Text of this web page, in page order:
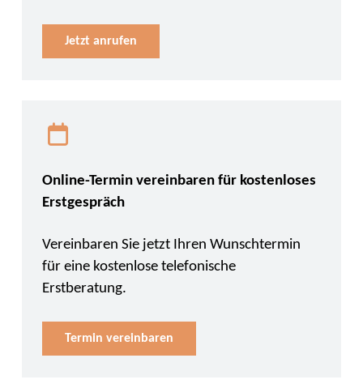
Jetzt anrufen
Online-Termin vereinbaren für kostenloses
Erstgespräch
Vereinbaren Sie jetzt Ihren Wunschtermin
für eine kostenlose telefonische
Erstberatung.
Termin vereinbaren